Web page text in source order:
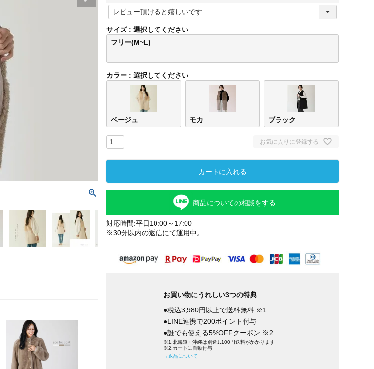
ベージュ モカ
(
)
サイズ
選択してください
フリー(M~L)
カラー 選択してください
ベージュ モカ ブラック
お気に入りに登録する
カートに入れる
商品についての相談をする
対応時間:平日10:00～17:00
※30分以内の返信にて運用中。
お買い物にうれしい3つの特典
●税込3,980円以上で送料無料 ※1
●LINE連携で200ポイント付与
●誰でも使える5%OFFクーポン ※2
※1.北海道・沖縄は別途1,100円送料がかかります
※2.カートに自動付与
→返品について